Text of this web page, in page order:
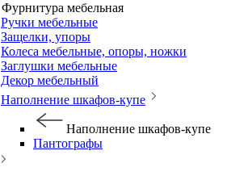
Фурнитура мебельная
Ручки мебельные
Защелки, упоры
Колеса мебельные, опоры, ножки
Заглушки мебельные
Декор мебельный
Наполнение шкафов-купе
Наполнение шкафов-купе
Пантографы